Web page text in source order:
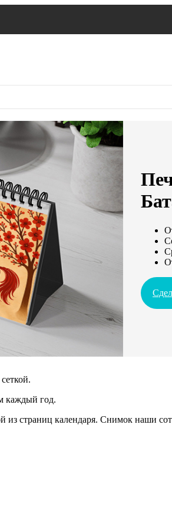
каждый год.
страниц календаря. Снимок наши